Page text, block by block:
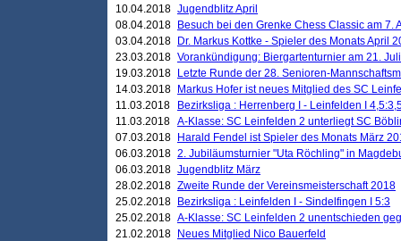
10.04.2018 Jugendblitz April
08.04.2018
Besuch bei den Grenke Chess Classic am 7.
03.04.2018
Dr. Markus Kottke - Spieler des Monats April
23.03.2018 Vorankündigung: Biergartenturnier am 21.
19.03.2018
Letzte Runde der 28. Senioren-
14.03.2018
Markus Hofer ist neues Mitglied des SC
11.03.2018
Bezirksliga : Herrenberg I - Leinfelden I
11.03.2018 A-Klasse: SC Leinfelden 2 unterliegt SC
07.03.2018
Harald Fendel ist Spieler des Monats März
06.03.2018 2. Jubiläumsturnier "Uta Röchling" in
06.03.2018 Jugendblitz März
28.02.2018 Zweite Runde der Vereinsmeisterschaft 2018
25.02.2018
Bezirksliga : Leinfelden I - Sindelfingen I 5:3
25.02.2018 A-Klasse: SC Leinfelden 2 unentschieden
21.02.2018
Neues Mitglied Nico Bauerfeld